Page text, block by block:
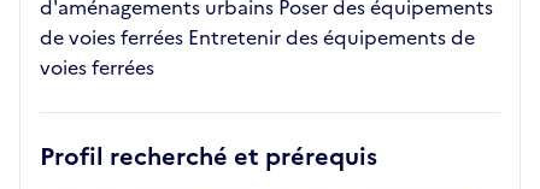
d'aménagements urbains Poser des équipements
de voies ferrées Entretenir des équipements de
voies ferrées
Profil recherché et prérequis